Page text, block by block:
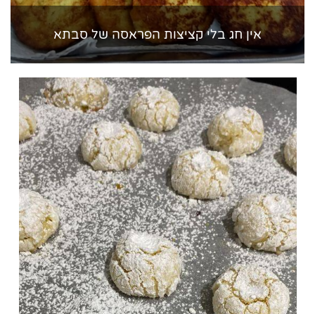
אין חג בלי קציצות הפראסה של סבתא